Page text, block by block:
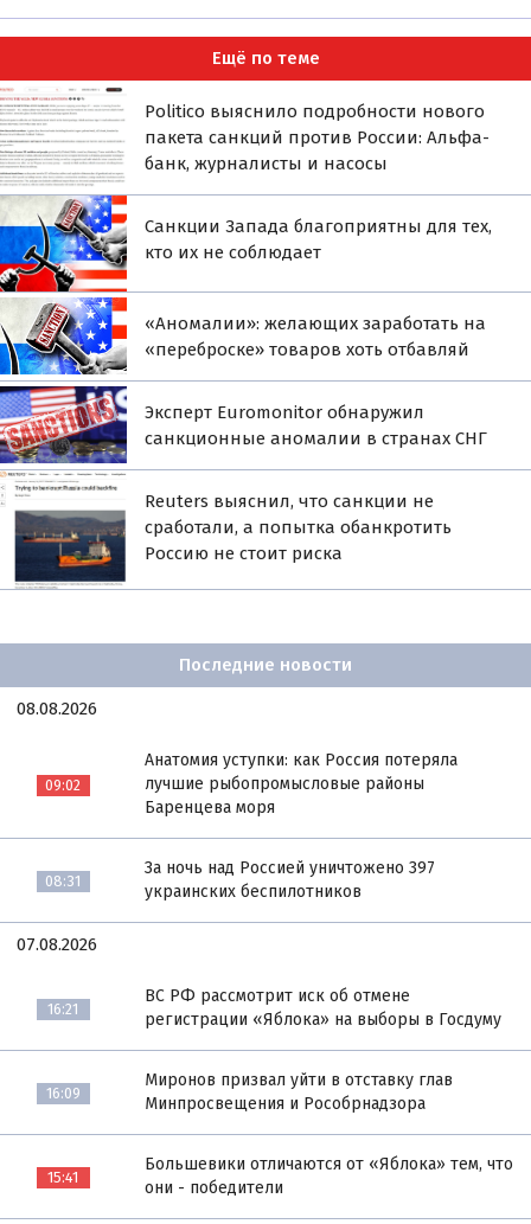
Ещё по теме
Politico выяснило подробности нового
пакета санкций против России: Альфа-
банк, журналисты и насосы
Санкции Запада благоприятны для тех,
кто их не соблюдает
«Аномалии»: желающих заработать на
«переброске» товаров хоть отбавляй
Эксперт Euromonitor обнаружил
санкционные аномалии в странах СНГ
Reuters выяснил, что санкции не
сработали, а попытка обанкротить
Россию не стоит риска
Последние новости
08.08.2026
09:02
Анатомия уступки: как Россия потеряла
лучшие рыбопромысловые районы
Баренцева моря
08:31
За ночь над Россией уничтожено 397
украинских беспилотников
07.08.2026
16:21
ВС РФ рассмотрит иск об отмене
регистрации «Яблока» на выборы в Госдуму
16:09
Миронов призвал уйти в отставку глав
Минпросвещения и Рособрнадзора
15:41
Большевики отличаются от «Яблока» тем, что
они - победители